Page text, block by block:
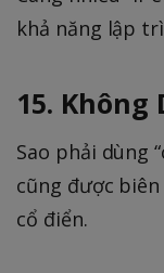
khả năng lập
15. Không
Sao phải dùng
cũng được biên
cổ điển.